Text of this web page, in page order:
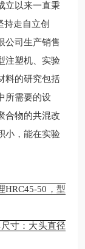
立以来一直秉
持走自立创
公司生产销售
注塑机、实验
料的研究包括
所需要的设
合物的共混改
小，能在实验
HRC45-50，型
寸：大头直径